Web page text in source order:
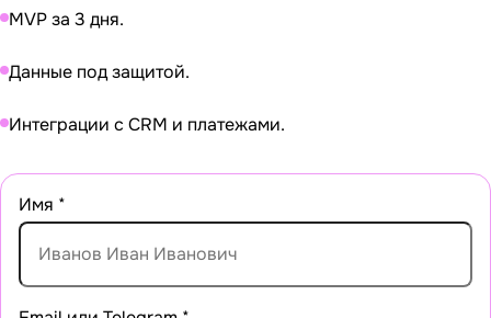
MVP за 3 дня.
Данные под защитой.
Интеграции с CRM и платежами.
Имя *